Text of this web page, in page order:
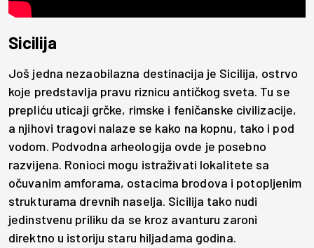
Sicilija
Još jedna nezaobilazna destinacija je Sicilija, ostrvo
koje predstavlja pravu riznicu antičkog sveta. Tu se
prepliću uticaji grčke, rimske i feničanske civilizacije,
a njihovi tragovi nalaze se kako na kopnu, tako i pod
vodom. Podvodna arheologija ovde je posebno
razvijena. Ronioci mogu istraživati lokalitete sa
očuvanim amforama, ostacima brodova i potopljenim
strukturama drevnih naselja. Sicilija tako nudi
jedinstvenu priliku da se kroz avanturu zaroni
direktno u istoriju staru hiljadama godina.